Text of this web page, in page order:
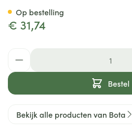
€ 31,74
Bestel
Op bestelling
Bekijk alle producten van Bota